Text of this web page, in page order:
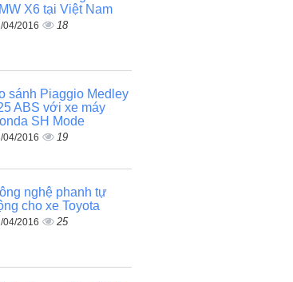
X6 tại Việt Nam
04/2016 18
sánh Piaggio Medley
ABS với xe máy
SH Mode
04/2016 19
nghệ phanh tự
cho xe Toyota
04/2016 25